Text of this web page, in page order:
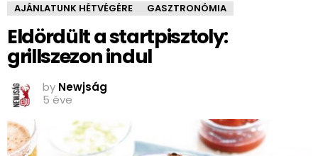
AJÁNLATUNK HÉTVÉGÉRE GASZTRONÓMIA
Eldördült a startpisztoly:
grillszezon indul
by Newjság
5 éve